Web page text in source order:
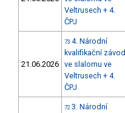
Veltrusech + 4.
ČPJ
21.06.2026
73 4. Národní
kvalifikační závod
ve slalomu ve
Veltrusech + 4.
ČPJ
72 3. Národní